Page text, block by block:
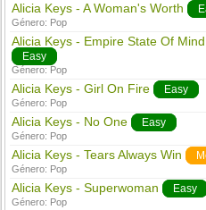
Alicia Keys - A Woman's Worth
Género: Pop
Alicia Keys - Empire State Of
Easy
Género: Pop
Alicia Keys - Girl On Fire Easy
Género: Pop
Alicia Keys - No One Easy
Género: Pop
Alicia Keys - Tears Always Win
Género: Pop
Alicia Keys - Superwoman Easy
Género: Pop